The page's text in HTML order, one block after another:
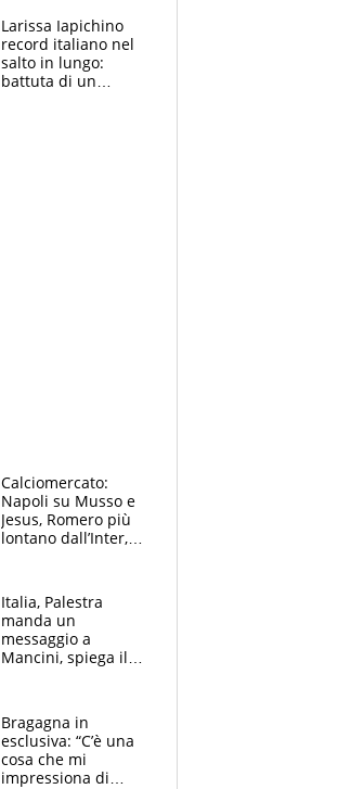
rischio da evitare
Larissa Iapichino
record italiano nel
salto in lungo:
battuta di un
Calciomercato:
Napoli su Musso e
Jesus, Romero più
lontano dall’Inter,
tabellone
Italia, Palestra
manda un
messaggio a
Mancini, spiega il
l'alleanza con
Donnarumma
Bragagna in
esclusiva: “C’è una
cosa che mi
impressiona di